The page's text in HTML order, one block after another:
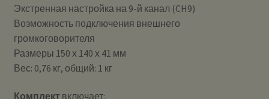
Экстренная настройка на 9-й канал (CH9)
Возможность подключения внешнего
громкоговорителя
Размеры 150 х 140 х 41 мм
Вес: 0,76 кг, общий: 1 кг
Комплектвключает: